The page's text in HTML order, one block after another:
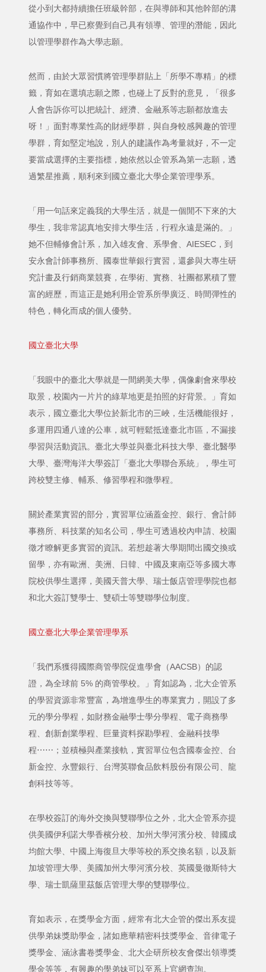
從小到大都持續擔任班級幹部，在與導師和其他幹部的溝
通協作中，早已察覺到自己具有領導、管理的潛能，因此
以管理學群作為大學志願。
然而，由於大眾習慣將管理學群貼上「所學不專精」的標
籤，育如在選填志願之際，也碰上了反對的意見，「很多
人會告訴你可以把統計、經濟、金融系等志願都放進去
呀！」面對專業性高的財經學群，與自身較感興趣的管理
學群，育如堅定地說，別人的建議作為考量就好，不一定
要當成選擇的主要指標，她依然以企管系為第一志願，透
過繁星推薦，順利來到國立臺北大學企業管理學系。
「用一句話來定義我的大學生活，就是一個閒不下來的大
學生，我非常認真地安排大學生活，行程永遠是滿的。」
她不但輔修會計系，加入雄友會、系學會、AIESEC，到
安永會計師事務所、國泰世華銀行實習，還參與大專生研
究計畫及行銷商業競賽，在學術、實務、社團都累積了豐
富的經歷，而這正是她利用企管系所學廣泛、時間彈性的
特色，轉化而成的個人優勢。
國立臺北大學
「我眼中的臺北大學就是一間網美大學，偶像劇會來學校
取景，校園內一片片的綠草地更是拍照的好背景。」育如
表示，國立臺北大學位於新北市的三峽，生活機能很好，
多運用四通八達的公車，就可輕鬆抵達臺北市區，不漏接
學習與活動資訊。臺北大學並與臺北科技大學、臺北醫學
大學、臺灣海洋大學簽訂「臺北大學聯合系統」，學生可
跨校雙主修、輔系、修習學程和微學程。
關於產業實習的部分，實習單位涵蓋金控、銀行、會計師
事務所、科技業的知名公司，學生可透過校內申請、校園
徵才瞭解更多實習的資訊。若想趁著大學期間出國交換或
留學，亦有歐洲、美洲、日韓、中國及東南亞等多國大專
院校供學生選擇，美國天普大學、瑞士飯店管理學院也都
和北大簽訂雙學士、雙碩士等雙聯學位制度。
國立臺北大學企業管理學系
「我們系獲得國際商管學院促進學會（AACSB）的認
證，為全球前 5% 的商管學校。」育如認為，北大企管系
的學習資源非常豐富，為增進學生的專業實力，開設了多
元的學分學程，如財務金融學士學分學程、電子商務學
程、創新創業學程、巨量資料探勘學程、金融科技學
程⋯⋯；並積極與產業接軌，實習單位包含國泰金控、台
新金控、永豐銀行、台灣英聯食品飲料股份有限公司、龍
創科技等等。
在學校簽訂的海外交換與雙聯學位之外，北大企管系亦提
供美國伊利諾大學香檳分校、加州大學河濱分校、韓國成
均館大學、中國上海復旦大學等校的系交換名額，以及新
加坡管理大學、美國加州大學河濱分校、英國曼徹斯特大
學、瑞士凱薩里茲飯店管理大學的雙聯學位。
育如表示，在獎學金方面，經常有北大企管的傑出系友提
供學弟妹獎助學金，諸如應華精密科技獎學金、音律電子
獎學金、涵泳書卷獎學金、北大企研所校友會傑出領導獎
學金等等，有興趣的學弟妹可以至系上官網查詢。